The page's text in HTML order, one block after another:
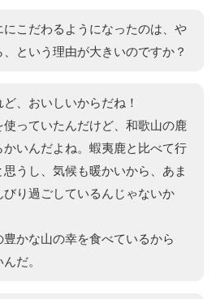
こだわるようになったのは、や
という理由が大きいのですか？
、おいしいからだね！
使っていたんだけど、和歌山の鹿
かいんだよね。蝦夷鹿と比べて行
うし、気候も暖かいから、あま
びり過ごしているんじゃないか
かな山の幸を食べているから
だ。